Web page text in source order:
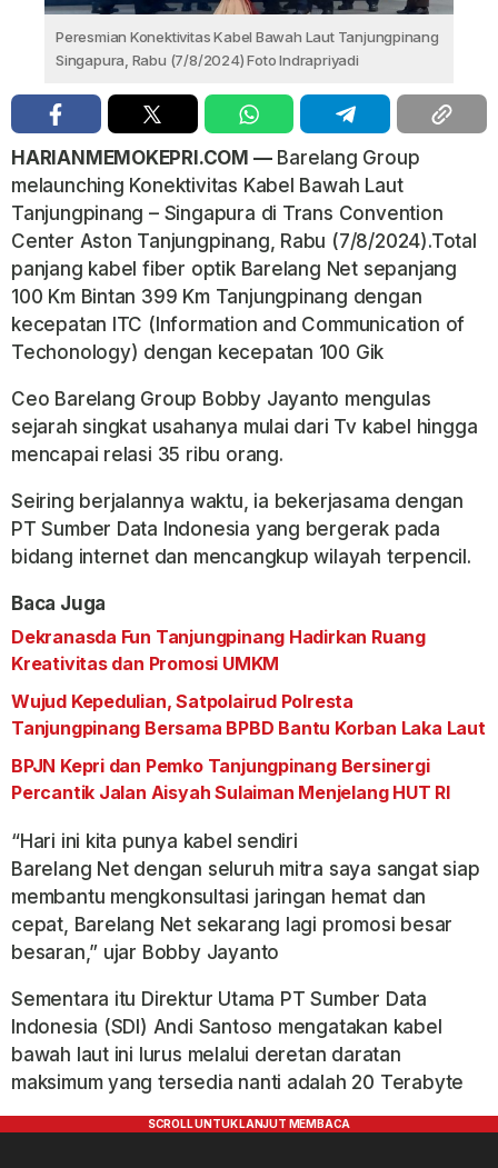
Peresmian Konektivitas Kabel Bawah Laut Tanjungpinang
Singapura, Rabu (7/8/2024) Foto Indrapriyadi
HARIANMEMOKEPRI.COM —Barelang Group
melaunching Konektivitas Kabel Bawah Laut
Tanjungpinang – Singapura di Trans Convention
Center Aston Tanjungpinang, Rabu (7/8/2024).Total
panjang kabel fiber optik Barelang Net sepanjang
100 Km Bintan 399 Km Tanjungpinang dengan
kecepatan ITC (Information and Communication of
Techonology) dengan kecepatan 100 Gik
Ceo Barelang Group Bobby Jayanto mengulas
sejarah singkat usahanya mulai dari Tv kabel hingga
mencapai relasi 35 ribu orang.
Seiring berjalannya waktu, ia bekerjasama dengan
PT Sumber Data Indonesia yang bergerak pada
bidang internet dan mencangkup wilayah terpencil.
Baca Juga
Dekranasda Fun Tanjungpinang Hadirkan Ruang
Kreativitas dan Promosi UMKM
Wujud Kepedulian, Satpolairud Polresta
Tanjungpinang Bersama BPBD Bantu Korban Laka Laut
BPJN Kepri dan Pemko Tanjungpinang Bersinergi
Percantik Jalan Aisyah Sulaiman Menjelang HUT RI
“Hari ini kita punya kabel sendiri
Barelang Net dengan seluruh mitra saya sangat siap
membantu mengkonsultasi jaringan hemat dan
cepat, Barelang Net sekarang lagi promosi besar
besaran,” ujar Bobby Jayanto
Sementara itu Direktur Utama PT Sumber Data
Indonesia (SDI) Andi Santoso mengatakan kabel
bawah laut ini lurus melalui deretan daratan
maksimum yang tersedia nanti adalah 20 Terabyte